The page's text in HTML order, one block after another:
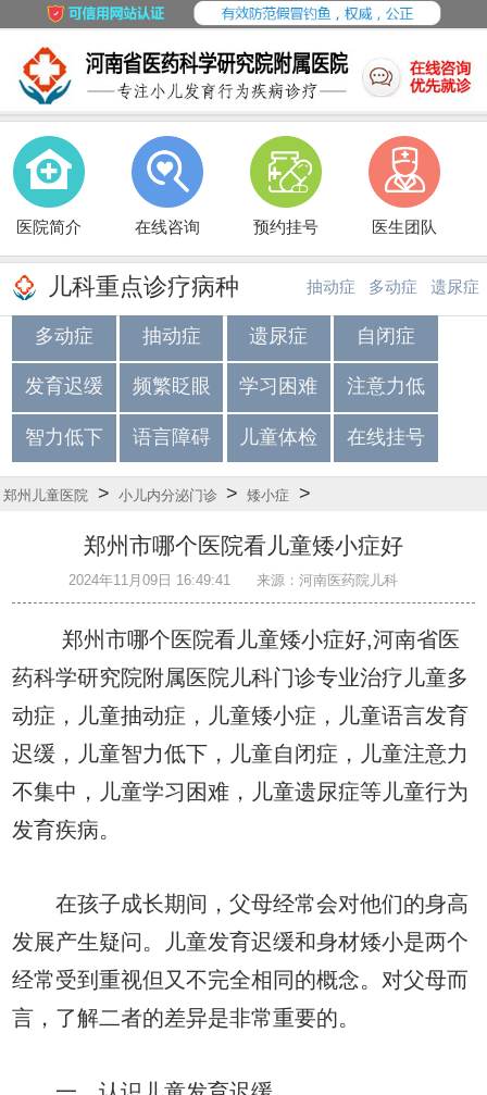
医院简介 在线咨询 预约挂号 医生团队
儿科重点诊疗病种 抽动症
·
多动症
·
遗尿症
多动症 抽动症 遗尿症 自闭症
发育迟缓 频繁眨眼 学习困难 注意力低
智力低下 语言障碍 儿童体检 在线挂号
郑州儿童医院 > 小儿内分泌门诊 > 矮小症 >
郑州市哪个医院看儿童矮小症好
2024年11月09日 16:49:41 来源：河南医药院儿科
郑州市哪个医院看儿童矮小症好,河南省医
药科学研究院附属医院儿科门诊专业治疗儿童多
动症，儿童抽动症，儿童矮小症，儿童语言发育
迟缓，儿童智力低下，儿童自闭症，儿童注意力
不集中，儿童学习困难，儿童遗尿症等儿童行为
发育疾病。
在孩子成长期间，父母经常会对他们的身高
发展产生疑问。儿童发育迟缓和身材矮小是两个
经常受到重视但又不完全相同的概念。对父母而
言，了解二者的差异是非常重要的。